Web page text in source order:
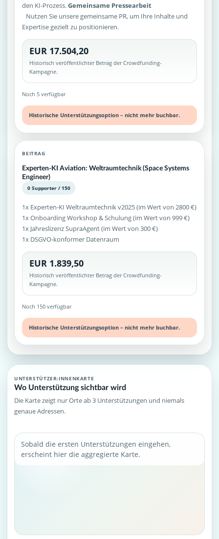
den KI-Prozess.Gemeinsame Pressearbeit
Nutzen Sie unsere gemeinsame PR, um Ihre Inhalte und
Expertise gezielt zu positionieren.
EUR 17.504,20
Historisch veröffentlichter Betrag der Crowdfunding-
Kampagne.
Noch 5 verfügbar
Historische Unterstützungsoption – nicht mehr buchbar.
BEITRAG
Experten-KI Aviation: Weltraumtechnik (Space Systems
Engineer)
0 Supporter / 150
1x Experten-KI Weltraumtechnik v2025 (im Wert von 2800 €)
1x Onboarding Workshop & Schulung (im Wert von 999 €)
1x Jahreslizenz SupraAgent (im Wert von 300 €)
1x DSGVO-konformer Datenraum
EUR 1.839,50
Historisch veröffentlichter Betrag der Crowdfunding-
Kampagne.
Noch 150 verfügbar
Historische Unterstützungsoption – nicht mehr buchbar.
UNTERSTÜTZER:INNENKARTE
Wo Unterstützung sichtbar wird
Die Karte zeigt nur Orte ab 3 Unterstützungen und niemals
genaue Adressen.
Sobald die ersten Unterstützungen eingehen,
erscheint hier die aggregierte Karte.